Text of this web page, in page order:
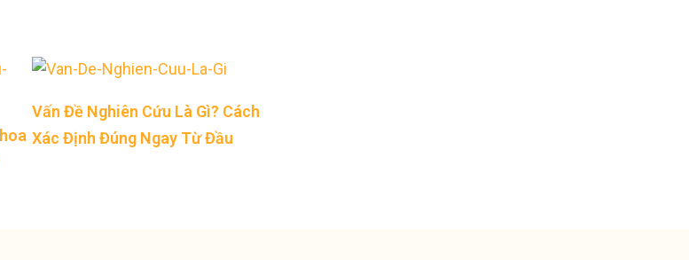
Vấn Đề Nghiên Cứu Là Gì? Cách
Xác Định Đúng Ngay Từ Đầu